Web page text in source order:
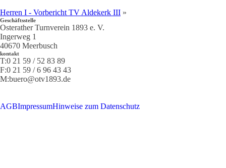
Herren I - Vorbericht TV Aldekerk III »
Geschäftsstelle
Osterather Turnverein 1893 e. V.
Ingerweg 1
40670 Meerbusch
kontakt
T:0 21 59 / 52 83 89
F:0 21 59 / 6 96 43 43
M:buero@otv1893.de
AGBImpressumHinweise zum Datenschutz